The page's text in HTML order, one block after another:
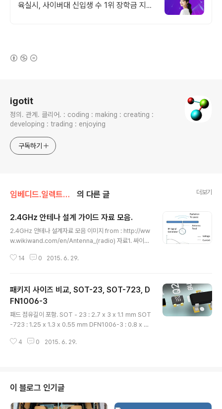
육실시, 사이버대 신입생 수 1위 장학금 지급
igotit
정의. 관계. 클리어. : coding : making : creating :
developing : trading : enjoying
구독하기
임베디드.일렉트로닉스 의 다른 글 더보기
2.4GHz 안테나 설계 가이드 자료 모음.
2.4GHz 안테나 설계자료 모음 이미지 from : http://ww
w.wikiwand.com/en/Antenna_(radio) 자료1. 싸이프
445 사이트 : http://www.cypress.com/?rID=10251
Cost PCB Antenna for 2.4 GHz radio : Meander
design.pdf 문서 : http://www.st.com/web/en/res
ource/technical/document/application_note/DM
14 0 2015. 6. 29.
패키지 사이즈 비교, SOT-23, SOT-723, D
FN1006-3
패드 점유길이 포함. SOT - 23 : 2.7 x 3 x 1.1 mm SOT
-723 : 1.25 x 1.3 x 0.55 mm DFN1006-3 : 0.8 x 1
4 0 2015. 6. 29.
이 블로그 인기글